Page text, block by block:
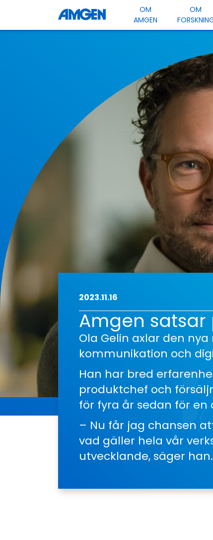
OM
AMGEN
OM
2023.11.16
Amgen
Ola Gelin axlar den
kommunikation och
Han har bred
produktchef och
för fyra år sedan för
– Nu får jag chansen
vad gäller hela vår
utvecklande, säger han.